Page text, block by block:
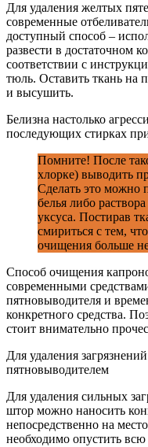
Для удаления желтых
современные
доступный способ –
развести в достаточном
соответствии с
тюль. Оставить ткань на
и высушить.
Белизна настолько
последующих стирках
Помните! После
хлорке) выводить
Сделать это можно
белья либо
уксуса. Постирав
смириться с тем,
очищения больше
Способ очищения
современными
пятновыводителя и
конкретного средства.
стоит внимательно
Для удаления
пятновыводителем
Для удаления сильных
штор можно наносить
непосредственно на
необходимо опустить